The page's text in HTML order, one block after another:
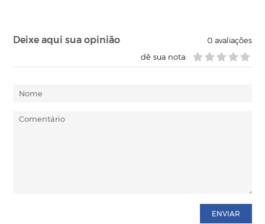
Deixe aqui sua opinião 0avaliações
dê sua nota:
ENVIAR